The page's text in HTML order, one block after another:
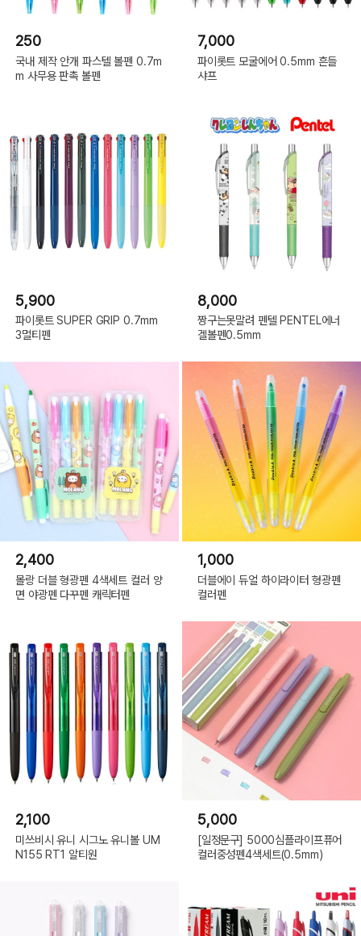
250
국내 제작 안개 파스텔 볼펜 0.7m
m 사무용 판촉 볼펜
7,000
파이롯트 모굴에어 0.5mm 흔들
샤프
5,900
파이롯트 SUPER GRIP 0.7mm
3멀티펜
8,000
짱구는못말려 펜텔 PENTEL에너
겔볼펜0.5mm
2,400
몰랑 더블 형광펜 4색세트 컬러 양
면 야광펜 다꾸펜 캐릭터펜
1,000
더블에이 듀얼 하이라이터 형광펜
컬러펜
2,100
미쓰비시 유니 시그노 유니볼 UM
N155 RT1 알티원
5,000
[일정문구] 5000심플라이프퓨어
컬러중성펜4색세트(0.5mm)